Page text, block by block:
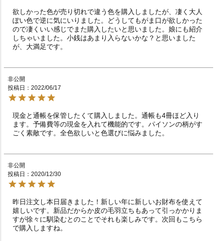
欲しかった色が売り切れで違う色を購入しましたが、凄く大人
ぽい色で逆に気にいりました。どうしてもがま口が欲しかった
ので凄くいい感じでまた購入したいと思いました。娘にも紹介
しちゃいました。小銭はあまり入らないかな？と思いました
が、大満足です。
非公開
投稿日
2022/06/17
現金と通帳を保管したくて購入しました。通帳も4冊ほど入り
ます。予備費等の現金を入れて機能的です。パイソンの柄がす
ごく素敵です。全色欲しいと色選びに悩みました。
非公開
投稿日
2020/12/30
昨日注文し本日届きました！新しい年に新しいお財布を使えて
嬉しいです。新品だからか皮の毛羽立ちもあって引っかかりま
すが徐々に馴染むとのことでそれも楽しみです。次回もこちら
で購入しますね。